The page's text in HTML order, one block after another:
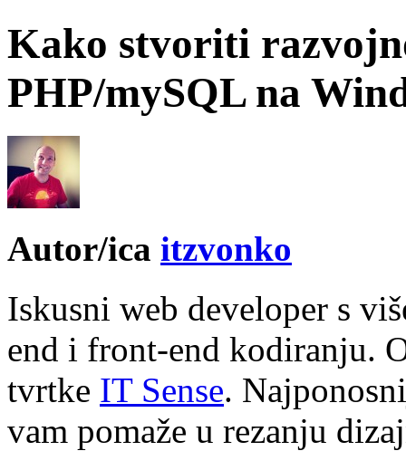
Kako stvoriti
PHP/mySQL na
Autor/ica itzvonko
Iskusni web developer s
end i front-end kodiranju.
tvrtke IT Sense.
vam pomaže u rezanju